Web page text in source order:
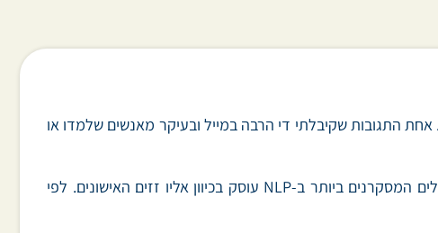
אחת התגובות שקיבלתי די הרבה במייל ובעיקר מאנשים שלמדו או
במאמר כתבתי שאם אדם מסתכל לצד ימינה (שלו) למעלה ולאחד הצדדים, זהו אינו סימן לכך שהם משקרים. אחד המודלים המסקרנים ביותר ב-NLP עוסק בכיוון אליו זזים האישונים. לפי